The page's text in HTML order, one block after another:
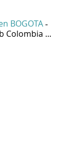
BOGOTA -
Colombia ...